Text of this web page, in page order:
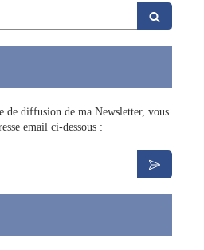
de diffusion de ma Newsletter, vous
email ci-dessous :